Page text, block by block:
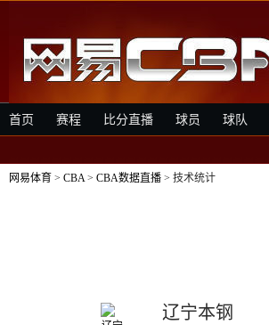
首页 赛程 比分直播 球员 球队
网易体育 > CBA> CBA数据直播 > 技术统计
辽宁本钢